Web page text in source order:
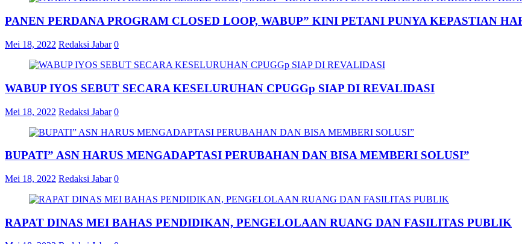
PANEN PERDANA PROGRAM CLOSED LOOP, WABUP” KINI PETANI PUNYA KEPASTIAN
Mei 18, 2022 Redaksi Jabar 0
WABUP IYOS SEBUT SECARA KESELURUHAN CPUGGp SIAP DI REVALIDASI
Mei 18, 2022 Redaksi Jabar 0
BUPATI” ASN HARUS MENGADAPTASI PERUBAHAN DAN BISA MEMBERI SOLUSI”
Mei 18, 2022 Redaksi Jabar 0
RAPAT DINAS MEI BAHAS PENDIDIKAN, PENGELOLAAN RUANG DAN FASILITAS PUBLIK